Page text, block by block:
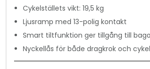
Cykelställets vikt: 19,5 kg
Ljusramp med 13-polig kontakt
Smart tiltfunktion ger tillgång till
Nyckellås för både dragkrok och